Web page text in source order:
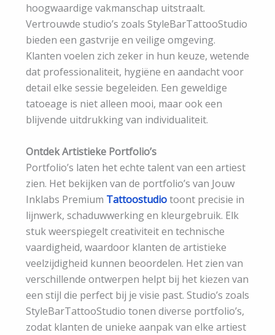
hoogwaardige vakmanschap uitstraalt.
Vertrouwde studio’s zoals StyleBarTattooStudio
bieden een gastvrije en veilige omgeving.
Klanten voelen zich zeker in hun keuze, wetende
dat professionaliteit, hygiëne en aandacht voor
detail elke sessie begeleiden. Een geweldige
tatoeage is niet alleen mooi, maar ook een
blijvende uitdrukking van individualiteit.
Ontdek Artistieke Portfolio’s
Portfolio’s laten het echte talent van een artiest
zien. Het bekijken van de portfolio’s van Jouw
Inklabs Premium Tattoostudiotoont precisie in
lijnwerk, schaduwwerking en kleurgebruik. Elk
stuk weerspiegelt creativiteit en technische
vaardigheid, waardoor klanten de artistieke
veelzijdigheid kunnen beoordelen. Het zien van
verschillende ontwerpen helpt bij het kiezen van
een stijl die perfect bij je visie past. Studio’s zoals
StyleBarTattooStudio tonen diverse portfolio’s,
zodat klanten de unieke aanpak van elke artiest